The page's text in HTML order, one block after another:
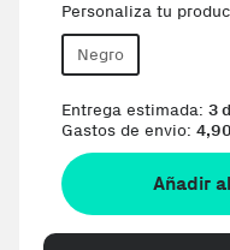
Personaliza tu
Negro
Entrega estimada: 3
Gastos de envio: 4,90
Añadir